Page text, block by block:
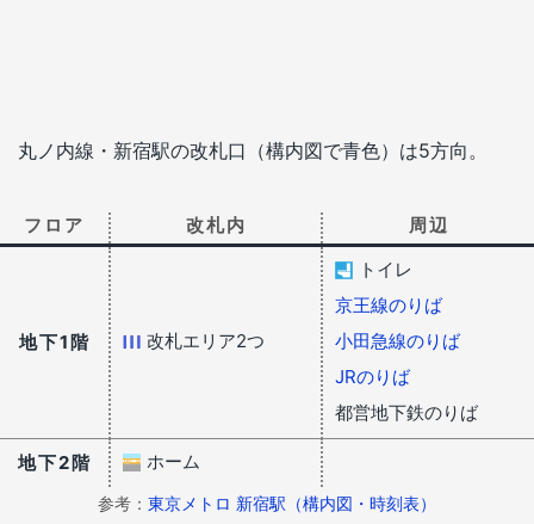
丸ノ内線・新宿駅の改札口（構内図で青色）は5方向。
フロア 改札内 周辺
地下1階 改札エリア2つ
トイレ
京王線のりば
小田急線のりば
JRのりば
都営地下鉄のりば
地下2階 ホーム
参考： 東京メトロ 新宿駅（構内図・時刻表）